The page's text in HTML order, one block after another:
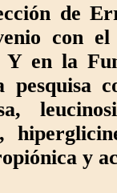
de
con
Y en la
y